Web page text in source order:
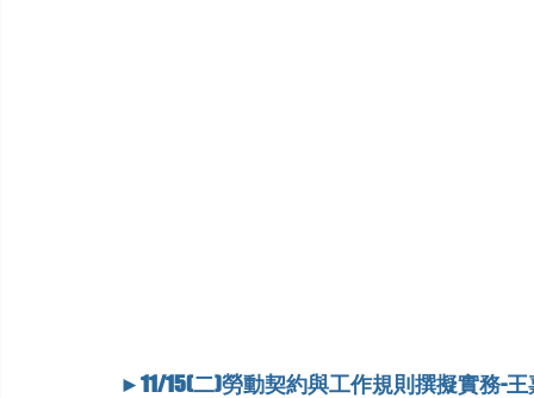
►11/15(二)勞動契約與工作規則撰擬實務-